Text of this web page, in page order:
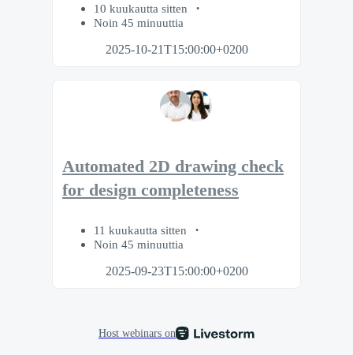
10 kuukautta sitten
Noin 45 minuuttia
2025-10-21T15:00:00+0200
Automated 2D drawing check
for design completeness
11 kuukautta sitten
Noin 45 minuuttia
2025-09-23T15:00:00+0200
Host webinars on